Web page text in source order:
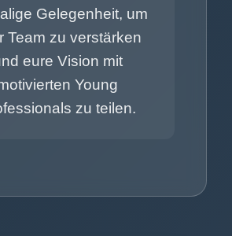
Gelegenheit, um
Team zu verstärken
eure Vision mit
Young
zu teilen.